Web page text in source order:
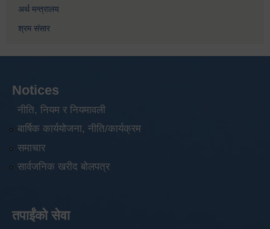
अर्थ मन्त्रालय
श्रम संसार
Notices
नीति, नियम र नियमावली
बार्षिक कार्ययोजना, नीति/कार्यक्रम
समाचार
सार्वजनिक खरीद बोलपत्र
तपाईंको सेवा